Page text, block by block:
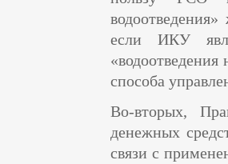
если ИКУ
способа
Во-вторых,
денежных
связи с